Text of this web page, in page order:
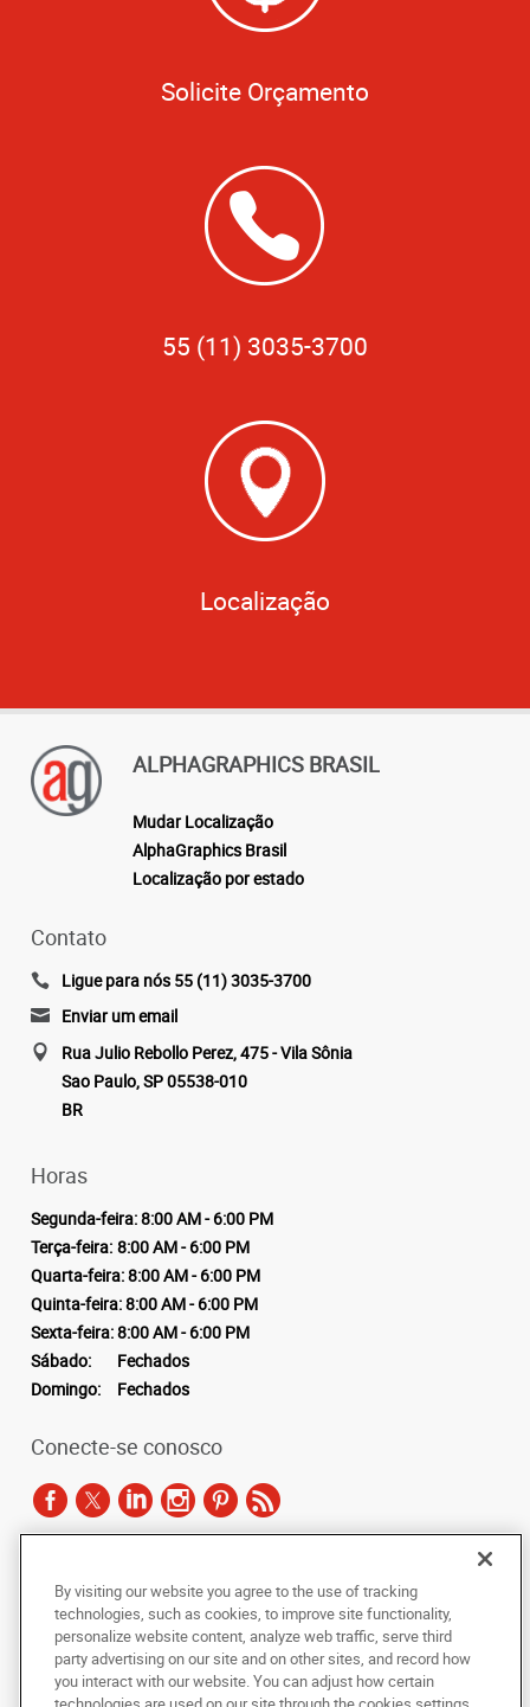
Solicite Orçamento
55 (11) 3035-3700
Localização
ALPHAGRAPHICS BRASIL
Mudar Localização
AlphaGraphics Brasil
Localização por estado
Contato
Ligue para nós 55 (11) 3035-3700
Enviar um email
Rua Julio Rebollo Perez, 475 - Vila Sônia
Sao Paulo, SP 05538-010
BR
Horas
Segunda-feira:8:00 AM - 6:00 PM
Terça-feira: 8:00 AM - 6:00 PM
Quarta-feira:8:00 AM - 6:00 PM
Quinta-feira:8:00 AM - 6:00 PM
Sexta-feira:8:00 AM - 6:00 PM
Sábado:
Fechados
Domingo:
Fechados
Conecte-se conosco
Copyright © 2024 AlphaGraphics Printshops do Brasil. Todos os direitos
copiada, fotocopiada, reproduzida, traduzida ou reduzida a qualquer meio
eletrônico ou forma legível por máquina, no todo ou em parte, sem o
consentimento prévio por escrito da AlphaGraphics Brasil.
By visiting our website you agree to the use of tracking
technologies, such as cookies, to improve site functionality,
personalize website content, analyze web traffic, serve third
party advertising on our site and on other sites, and record how
you interact with our website. You can adjust how certain